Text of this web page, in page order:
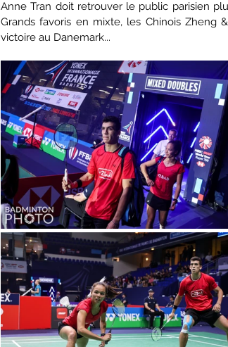
Anne Tran doit retrouver le public parisien
Grands favoris en mixte, les Chinois Zheng
victoire au Danemark...